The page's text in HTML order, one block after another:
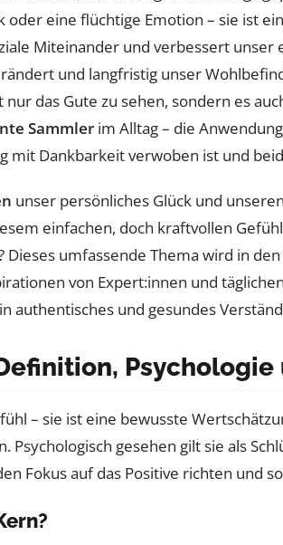
eine flüchtige Emotion – sie ist
Miteinander und verbessert
und langfristig unser
das Gute zu sehen, sondern es
Sammler im Alltag – die
mit Dankbarkeit verwoben ist und
unser persönliches Glück und
einfachen, doch kraftvollen
Dieses umfassende Thema wird in
von Expert:innen und täglichen
authentisches und gesundes
– sie ist eine bewusste
gesehen gilt sie als
Fokus auf das Positive richten und